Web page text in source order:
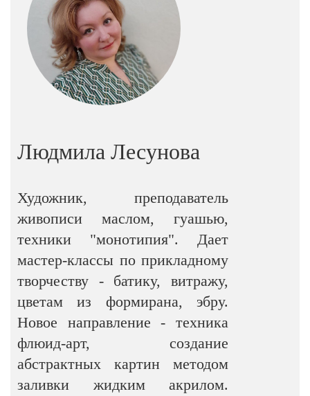
Людмила Лесунова
Художник, преподаватель
живописи маслом, гуашью,
техники "монотипия". Дает
мастер-классы по прикладному
творчеству - батику, витражу,
цветам из формирана, эбру.
Новое направление - техника
флюид-арт, создание
абстрактных картин методом
заливки жидким акрилом.